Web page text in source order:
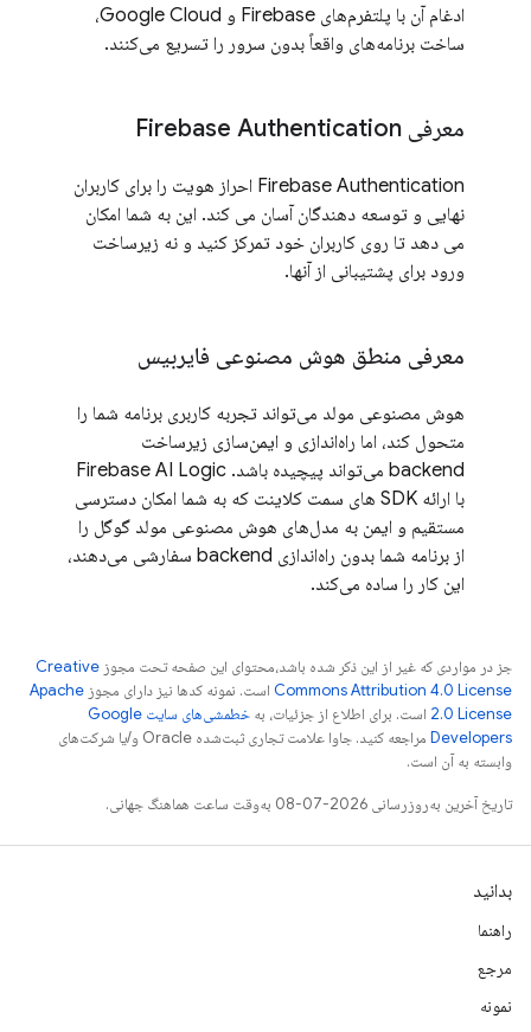
ادغام آن با پلتفرم‌های Firebase و Google Cloud،
ساخت برنامه‌های واقعاً بدون سرور را تسریع می‌کنند.
معرفی Firebase Authentication
Firebase Authentication احراز هویت را برای کاربران
نهایی و توسعه دهندگان آسان می کند. این به شما امکان
می دهد تا روی کاربران خود تمرکز کنید و نه زیرساخت
ورود برای پشتیبانی از آنها.
معرفی منطق هوش مصنوعی فایربیس
هوش مصنوعی مولد می‌تواند تجربه کاربری برنامه شما را
متحول کند، اما راه‌اندازی و ایمن‌سازی زیرساخت
backend می‌تواند پیچیده باشد. Firebase AI Logic
با ارائه SDK های سمت کلاینت که به شما امکان دسترسی
مستقیم و ایمن به مدل‌های هوش مصنوعی مولد گوگل را
از برنامه شما بدون راه‌اندازی backend سفارشی می‌دهند،
این کار را ساده می‌کند.
جز در مواردی که غیر از این ذکر شده باشد،‌محتوای این صفحه تحت مجوز Creative
Commons Attribution 4.0 License است. نمونه کدها نیز دارای مجوز Apache
2.0 License است. برای اطلاع از جزئیات، به
خطمشی‌های سایت Google
Developers‏
مراجعه کنید. جاوا علامت تجاری ثبت‌شده Oracle و/یا شرکت‌های
وابسته به آن است.
تاریخ آخرین به‌روزرسانی 2026-07-08 به‌وقت ساعت هماهنگ جهانی.
بدانید
راهنما
مرجع
نمونه